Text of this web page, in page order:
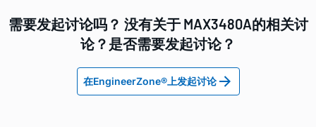
需要发起讨论吗？ 没有关于 MAX3480A的相关讨
论？是否需要发起讨论？
在EngineerZone®上发起讨论